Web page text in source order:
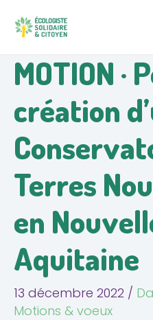
au
MOTION ·
création
Terres
en
Aquitaine
13 décembre 2022 /
Motions & voeux
des